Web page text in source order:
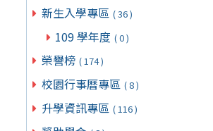
新生入學專區 ( 36 )
109 學年度 ( 0 )
榮譽榜 ( 174 )
校園行事曆專區 ( 8 )
升學資訊專區 ( 116 )